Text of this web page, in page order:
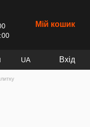
Мій кошик
UA Вхід